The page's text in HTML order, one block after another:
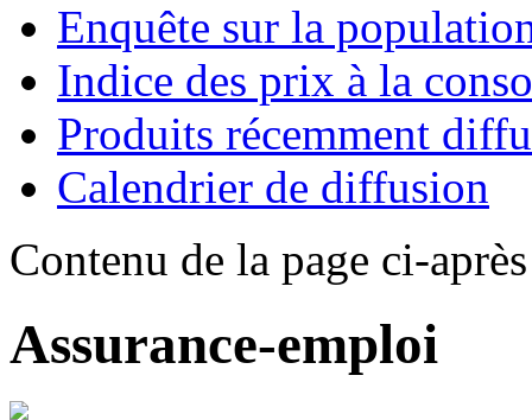
Enquête sur la
Indice des prix à la
Produits récemment
Calendrier de diffusion
Contenu de la page ci-après
Assurance-emploi